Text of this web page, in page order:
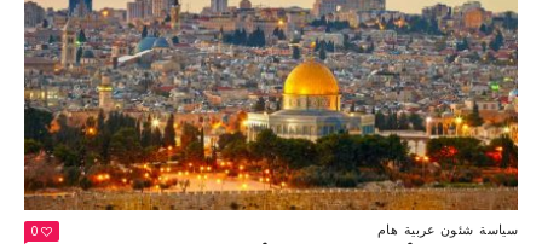
مغلقة
سياسة شئون عربية هام 0